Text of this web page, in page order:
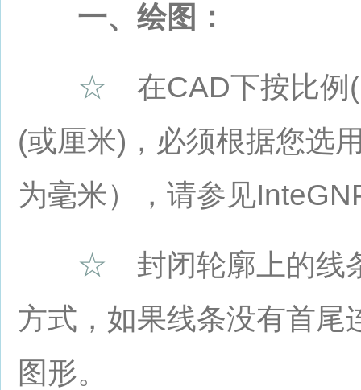
一、绘图：
☆ 在CAD下按比例
(或厘米)，必须根据您选
为毫米），请参见
☆ 封闭轮廓上的线
方式，如果线条没有首尾
图形。